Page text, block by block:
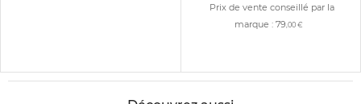
Prix de vente conseillé par la
marque :79 ,00 €